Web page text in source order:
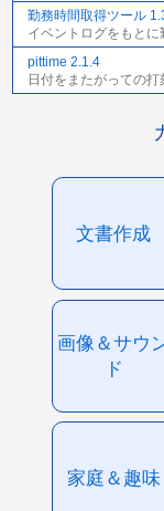
勤務時間取得ツール
イベントログをもと
pittime 2.1.4
日付をまたがっての
文書作成
画像＆サウ
ド
家庭＆趣味